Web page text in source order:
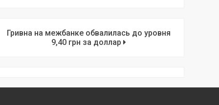
Гривна на межбанке обвалилась до уровня
9,40 грн за доллар